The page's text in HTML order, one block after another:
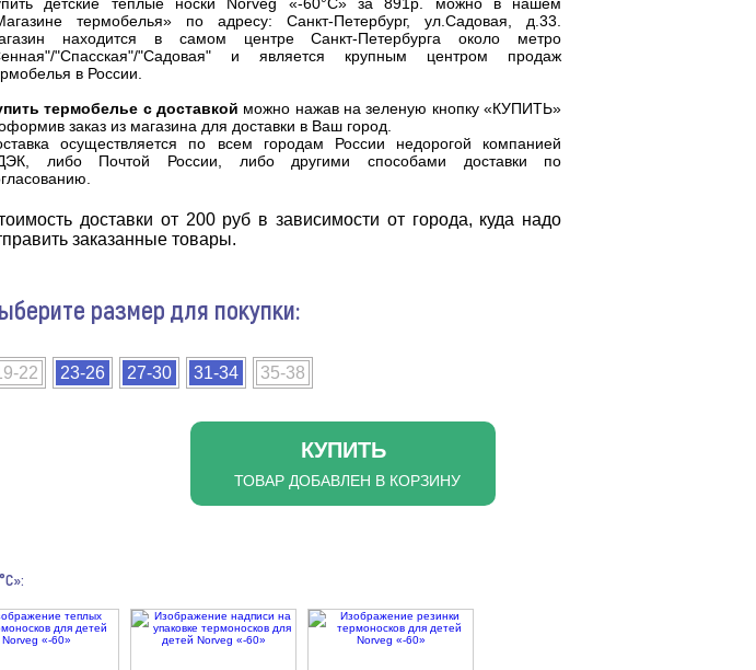
детские теплые носки Norveg «-60°С» за 891р. можно в нашем
термобелья» по адресу: Санкт-Петербург, ул.Садовая, д.33.
находится в самом центре Санкт-Петербурга около метро
"Спасская"/"Садовая" и является крупным центром продаж
в России.
термобелье с доставкой можно нажав на зеленую кнопку «КУПИТЬ»
заказ из магазина для доставки в Ваш город.
осуществляется по всем городам России недорогой компанией
либо Почтой России, либо другими способами доставки по
доставки от 200 руб в зависимости от города, куда надо
заказанные товары.
размер для покупки:
22 23-26 27-30 31-34 35-38
КУПИТЬ
ТОВАР ДОБАВЛЕН В КОРЗИНУ